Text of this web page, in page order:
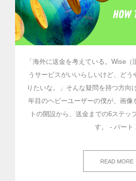
「海外に送金を考えている。Wise
うサービスがいいらしいけど、どう
りたいな。」そんな疑問を持つ方向
年目のヘビーユーザーの僕が、画像
トの開設から、送金までの6ステッ
す。 - パート
READ MORE